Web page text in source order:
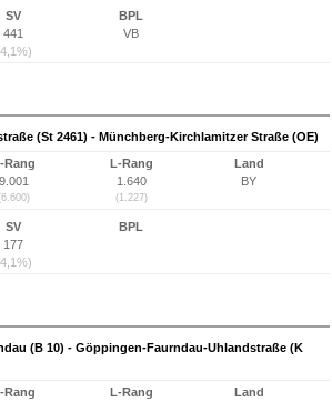
SV
441
BPL
VB
(St 2461) - Münchberg-Kirchlamitzer Straße (OE)
Rang
9.001
L-Rang
1.640
(1.227)
Land
BY
SV
177
BPL
(B 10) - Göppingen-Faurndau-Uhlandstraße (K
Rang
L-Rang
Land